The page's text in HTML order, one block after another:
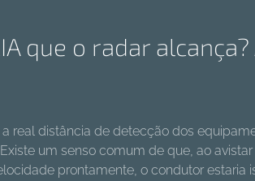
que o radar
real distância de detecção dos
um senso comum de que, ao
prontamente, o condutor estaria